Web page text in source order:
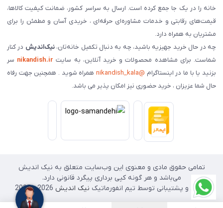
خانه را در یک جا جمع کرده است. ارسال به سراسر کشور، ضمانت کیفیت کالاها،
قیمت‌های رقابتی و خدمات مشاوره‌ای حرفه‌ای ، خریدی آسان و مطمئن را برای
مشتریان به همراه دارد.
چه در حال خرید جهیزیه باشید، چه به دنبال تکمیل خانه‌تان،نیک‌اندیش در کنار
شماست. برای مشاهده محصولات و خرید آنلاین، به سایت nikandish.ir سر
بزنید یا با ما در اینستاگرام @nikandish_kala
همراه شوید . همچنین جهت رفاه
حال شما عزیزان ، خرید حضوری نیز امکان پذیر می باشد.
تمامی حقوق مادی و معنوی این وب‌سایت متعلق به نیک اندیش
می‌باشد و هر گونه کپی برداری پیگرد قانونی دارد.
طراحی و پشتیبانی توسط تیم انفورماتیک نیک اندیش 2026 - 2025